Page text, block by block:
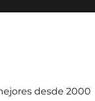
desde 2000